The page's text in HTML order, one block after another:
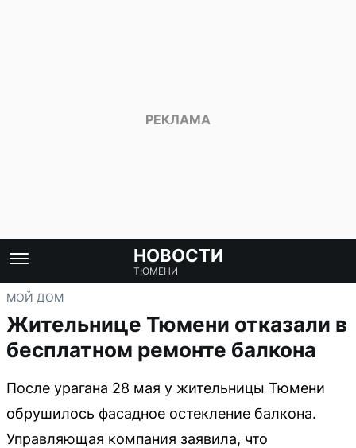
НОВОСТИ
ТЮМЕНИ
МОЙ ДОМ
Жительнице Тюмени отказали в
бесплатном ремонте балкона
После урагана 28 мая у жительницы Тюмени
обрушилось фасадное остекление балкона.
Управляющая компания заявила, что